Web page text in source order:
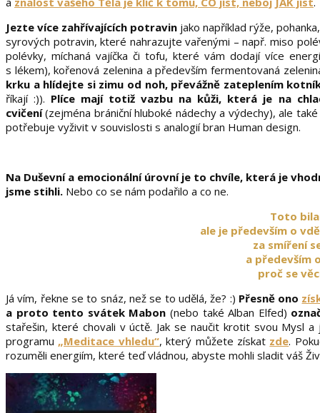
Jezte více zahřívajících potravin jako například rýže,
syrových potravin, které nahrazujte vařenými – např. miso
polévky, míchaná vajíčka či tofu, které vám dodají více
s lékem), kořenová zelenina a především fermentovaná
krku a hlídejte si zimu od noh, převážně zateplením
říkají :)). Plíce mají totiž vazbu na kůži, která je na
cvičení(zejména brániční hluboké nádechy a výdechy), ale
potřebuje vyživit v souvislosti s analogií bran Human design.
Na Duševní a emocionální úrovní je to chvíle, která je
jsme stihli. Nebo co se nám podařilo a co ne.
Toto
ale je především o
za smíření
a především
proč se
Já vím, řekne se to snáz, než se to udělá, že? :) Přesně ono
a proto tento svátek Mabon (nebo také Alban Elfed)
stařešin, které chovali v úctě. Jak se naučit krotit svou Mysl
programu „Meditace vhledu“, který můžete získat zde.
rozuměli energiím, které teď vládnou, abyste mohli sladit váš